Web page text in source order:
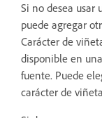
Si no desea usar
puede agregar
Carácter de
disponible en
fuente. Puede
carácter de